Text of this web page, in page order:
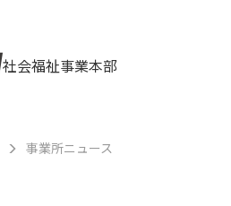
社会福祉事業本部
事業所ニュース